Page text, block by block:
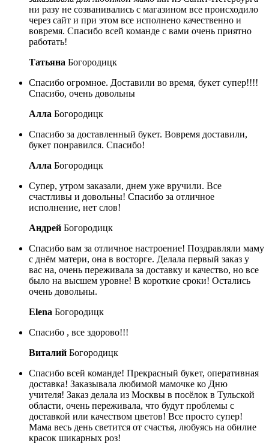
ни разу не созванивались с магазином все происходило
через сайт и при этом все исполнено качественно и
вовремя. Спасибо всей команде с вами очень приятно
работать!
Татьяна Богородицк
Спасибо огромное. Доставили во время, букет супер!!!!
Спасибо, очень довольны
Алла Богородицк
Спасибо за доставленный букет. Вовремя доставили,
букет понравился. Спасибо!
Алла Богородицк
Супер, утром заказали, днем уже вручили. Все
счастливы и довольны! Спасибо за отличное
исполнение, нет слов!
Андрей Богородицк
Спасибо вам за отличное настроение! Поздравляли маму
с днём матери, она в восторге. Делала первый заказ у
вас на, очень переживала за доставку и качество, но все
было на высшем уровне! В короткие сроки! Остались
очень довольны.
Elena Богородицк
Спасибо , все здорово!!!
Виталий Богородицк
Спасибо всей команде! Прекрасный букет, оперативная
доставка! Заказывала любимой мамочке ко Дню
учителя! Заказ делала из Москвы в посёлок в Тульской
области, очень переживала, что будут проблемы с
доставкой или качеством цветов! Все просто супер!
Мама весь день светится от счастья, любуясь на обилие
красок шикарных роз!